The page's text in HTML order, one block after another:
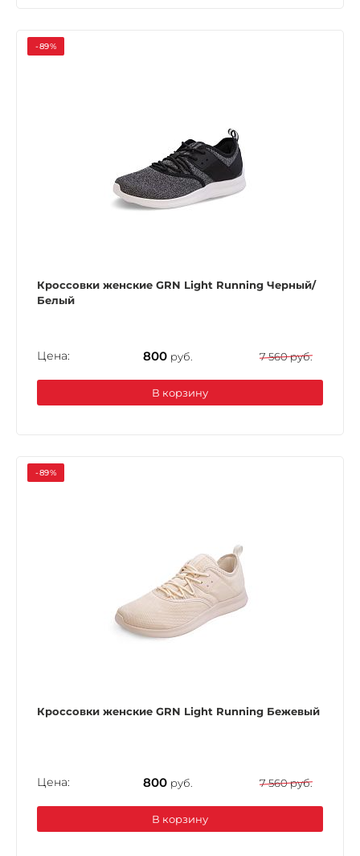
-89%
Кроссовки женские GRN Light Running Черный/
Белый
Цена: 800 руб. 7 560 руб.
В корзину
-89%
Кроссовки женские GRN Light Running Бежевый
Цена: 800 руб. 7 560 руб.
В корзину